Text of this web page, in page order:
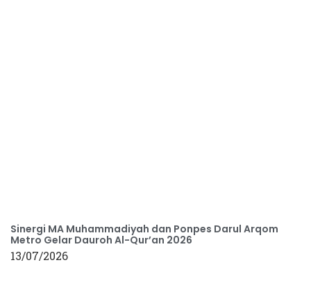
Sinergi MA Muhammadiyah dan Ponpes Darul Arqom
Metro Gelar Dauroh Al-Qur’an 2026
13/07/2026